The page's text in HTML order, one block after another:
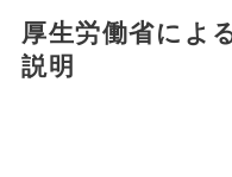
厚生労働省によ
説明